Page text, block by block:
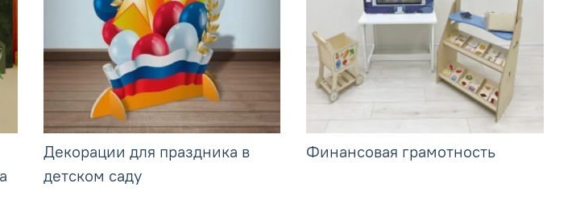
Декорации для праздника в
детском саду
Финансовая грамотность